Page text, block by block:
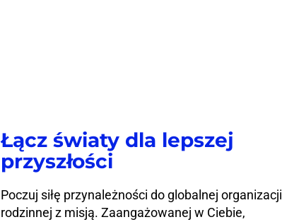
Łącz światy dla lepszej
przyszłości
Poczuj siłę przynależności do globalnej organizacji
rodzinnej z misją. Zaangażowanej w Ciebie,